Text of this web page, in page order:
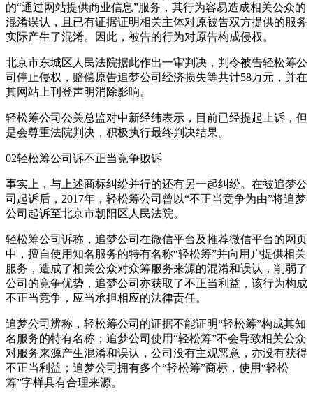
的“通过网站提供商业信息”服务，其行为容易造成相关公众的
混淆误认，且已有证据证明相关主体对原被告双方提供的服务
实际产生了混淆。因此，被告的行为对原告构成侵权。
北京市东城区人民法院据此作出一审判决，判令被告轻松筹公
司停止侵权，赔偿原告追梦公司经济损失等共计58万元，并在
其网站上刊登声明消除影响。
轻松筹公司公关总监对中新经纬表示，目前已经提起上诉，但
是会尊重法院判决，积极执行最终判决结果。
02轻松筹公司诉不正当竞争败诉
事实上，与上述商标纠纷并行的还有另一起纠纷。在被追梦公
司起诉后，2017年，轻松筹公司曾以“不正当竞争为由”将追梦
公司起诉至北京市朝阳区人民法院。
轻松筹公司诉称，追梦公司在微信平台及推荐微信平台的网页
中，擅自使用知名服务的特有名称“轻松筹”并向用户提供相关
服务，造成了相关公众对众筹服务来源的混淆和误认，削弱了
公司的竞争优势，追梦公司亦获取了不正当利益，该行为构成
不正当竞争，应当承担相应的法律责任。
追梦公司辨称，轻松筹公司的证据不能证明“轻松筹”构成其知
名服务的特有名称；追梦公司使用“轻松筹”不会导致相关公众
对服务来源产生混淆和误认，公司没有主观恶意，亦没有获得
不正当利益；追梦公司拥有多个“轻松筹”商标，使用“轻松
筹”字样具有合理来源。